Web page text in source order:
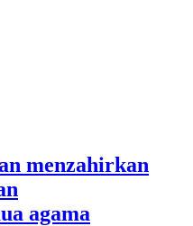
menzahirkan
agama